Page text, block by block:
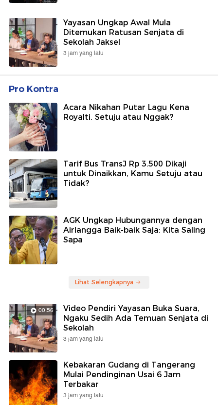
Yayasan Ungkap Awal Mula
Ditemukan Ratusan Senjata di
Sekolah Jaksel
3 jam yang lalu
Pro Kontra
Acara Nikahan Putar Lagu Kena
Royalti, Setuju atau Nggak?
Tarif Bus TransJ Rp 3.500 Dikaji
untuk Dinaikkan, Kamu Setuju atau
Tidak?
AGK Ungkap Hubungannya dengan
Airlangga Baik-baik Saja: Kita Saling
Sapa
Lihat Selengkapnya
00:56
Video Pendiri Yayasan Buka Suara,
Ngaku Sedih Ada Temuan Senjata di
Sekolah
3 jam yang lalu
Kebakaran Gudang di Tangerang
Mulai Pendinginan Usai 6 Jam
Terbakar
3 jam yang lalu